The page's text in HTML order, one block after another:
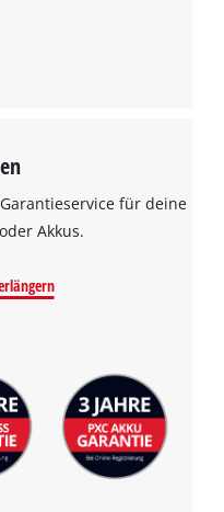
für deine
Akkus.